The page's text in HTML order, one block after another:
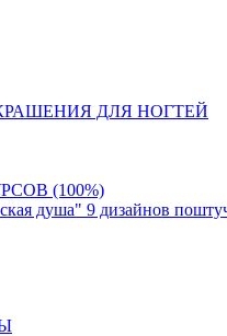
ДЛЯ НОГТЕЙ
(100%)
душа" 9 дизайнов